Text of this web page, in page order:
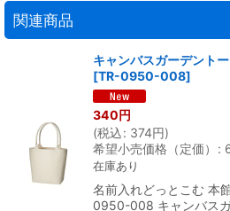
関連商品
キャンバスガーデント
[TR-0950-008]
340円
(税込: 374円)
希望小売価格（定価）
:
在庫あり
名前入れどっとこむ
0950-008 キャンバス